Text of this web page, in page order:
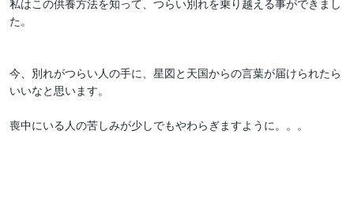
私はこの供養方法を知って、つらい別れを乗り越える事ができまし
た。
今、別れがつらい人の手に、星図と天国からの言葉が届けられたら
いいなと思います。
喪中にいる人の苦しみが少しでもやわらぎますように。。。